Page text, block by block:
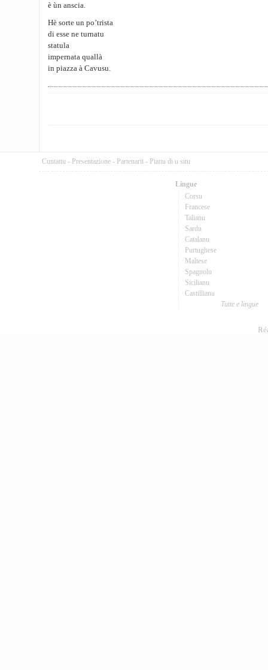
è ùn anscia.
Hè sorte un po’trista
di esse ne turnatu
statula
impernata quallà
in piazza à Cavusu.
Cuntattu - Presentazione - Partenarii - Pianu di u situ
Lingue
Corsu
Francese
Talianu
Sardu
Catalanu
Purtughese
Maltese
Spagnolu
Sicilianu
Castillianu
Tutte e lingue